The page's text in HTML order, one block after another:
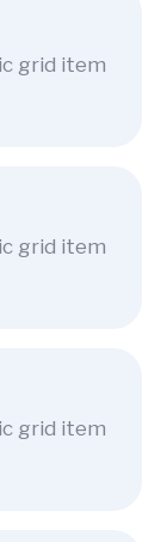
grid item
grid item
grid item